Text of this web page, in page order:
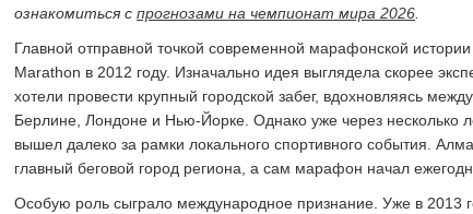
ознакомиться с прогнозами на чемпионат мира 2026.
Главной отправной точкой современной марафонской истории
Marathon в 2012 году. Изначально идея выглядела скорее
хотели провести крупный городской забег, вдохновляясь
Берлине, Лондоне и Нью-Йорке. Однако уже через несколько
вышел далеко за рамки локального спортивного события.
главный беговой город региона, а сам марафон начал
Особую роль сыграло международное признание. Уже в 2013